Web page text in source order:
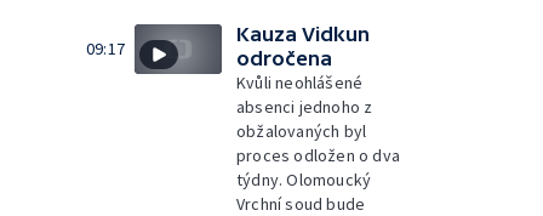
09:17
Kauza Vidkun
odročena
Kvůli neohlášené
absenci jednoho z
obžalovaných byl
proces odložen o dva
týdny. Olomoucký
Vrchní soud bude